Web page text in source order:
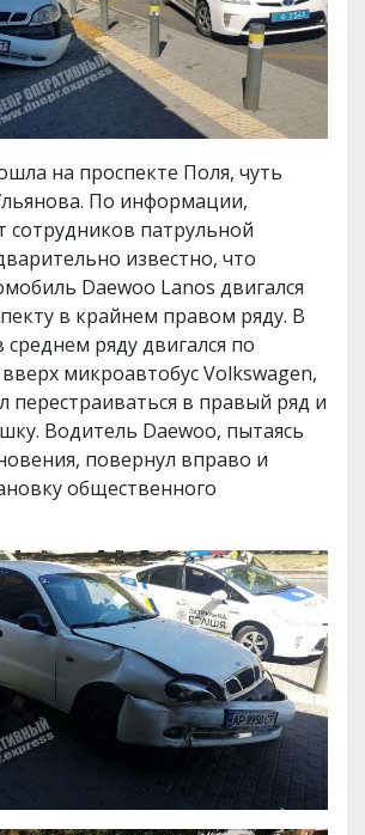
на проспекте Поля, чуть
По информации,
сотрудников патрульной
известно, что
Daewoo Lanos двигался
в крайнем правом ряду. В
ряду двигался по
микроавтобус Volkswagen,
перестраиваться в правый ряд и
Водитель Daewoo, пытаясь
повернул вправо и
общественного